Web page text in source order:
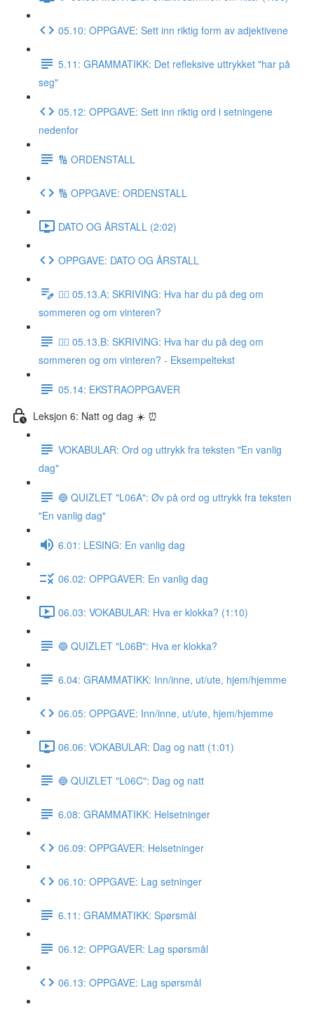
05.10: OPPGAVE: Sett inn riktig form av adjektivene
5.11: GRAMMATIKK: Det refleksive uttrykket "har på
seg"
05.12: OPPGAVE: Sett inn riktig ord i setningene
nedenfor
🔢 ORDENSTALL
🔢 OPPGAVE: ORDENSTALL
DATO OG ÅRSTALL (2:02)
OPPGAVE: DATO OG ÅRSTALL
✍🏼 05.13.A: SKRIVING: Hva har du på deg om
sommeren og om vinteren?
✍🏼 05.13.B: SKRIVING: Hva har du på deg om
sommeren og om vinteren? - Eksempeltekst
05.14: EKSTRAOPPGAVER
Leksjon 6: Natt og dag ☀️ ⏰
VOKABULAR: Ord og uttrykk fra teksten "En vanlig
dag"
🔵 QUIZLET "L06A": Øv på ord og uttrykk fra teksten
"En vanlig dag"
6.01: LESING: En vanlig dag
06.02: OPPGAVER: En vanlig dag
06.03: VOKABULAR: Hva er klokka? (1:10)
🔵 QUIZLET "L06B": Hva er klokka?
6.04: GRAMMATIKK: Inn/inne, ut/ute, hjem/hjemme
06.05: OPPGAVE: Inn/inne, ut/ute, hjem/hjemme
06.06: VOKABULAR: Dag og natt (1:01)
🔵 QUIZLET "L06C": Dag og natt
6.08: GRAMMATIKK: Helsetninger
06.09: OPPGAVER: Helsetninger
06.10: OPPGAVE: Lag setninger
6.11: GRAMMATIKK: Spørsmål
06.12: OPPGAVER: Lag spørsmål
06.13: OPPGAVE: Lag spørsmål